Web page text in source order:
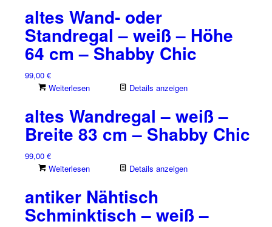
altes Wand- oder
Standregal – weiß – Höhe
64 cm – Shabby Chic
99,00 €
Weiterlesen
Details anzeigen
altes Wandregal – weiß –
Breite 83 cm – Shabby Chic
99,00 €
Weiterlesen
Details anzeigen
antiker Nähtisch
Schminktisch – weiß –